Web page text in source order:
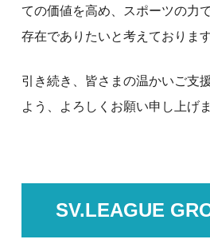
ての価値を高め、スポーツの力
存在でありたいと考えております
引き続き、皆さまの温かいご支
よう、よろしくお願い申し上げま
SV.LEAGUE